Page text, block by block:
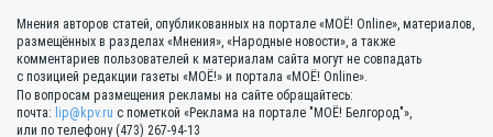
Мнения авторов статей, опубликованных на портале «МОЁ! Online», материалов,
размещённых в разделах «Мнения», «Народные новости», а также
комментариев пользователей к материалам сайта могут не совпадать
с позицией редакции газеты «МОЁ!» и портала «МОЁ! Online».
По вопросам размещения рекламы на сайте обращайтесь:
почта: lip@kpv.ru с пометкой «Реклама на портале "МОЁ! Белгород"»,
или по телефону (473) 267-94-13